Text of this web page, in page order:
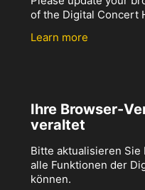
of the Digital Concert
Learn more
Ihre Browser-
veraltet
Bitte aktualisieren Sie
alle Funktionen der
können.